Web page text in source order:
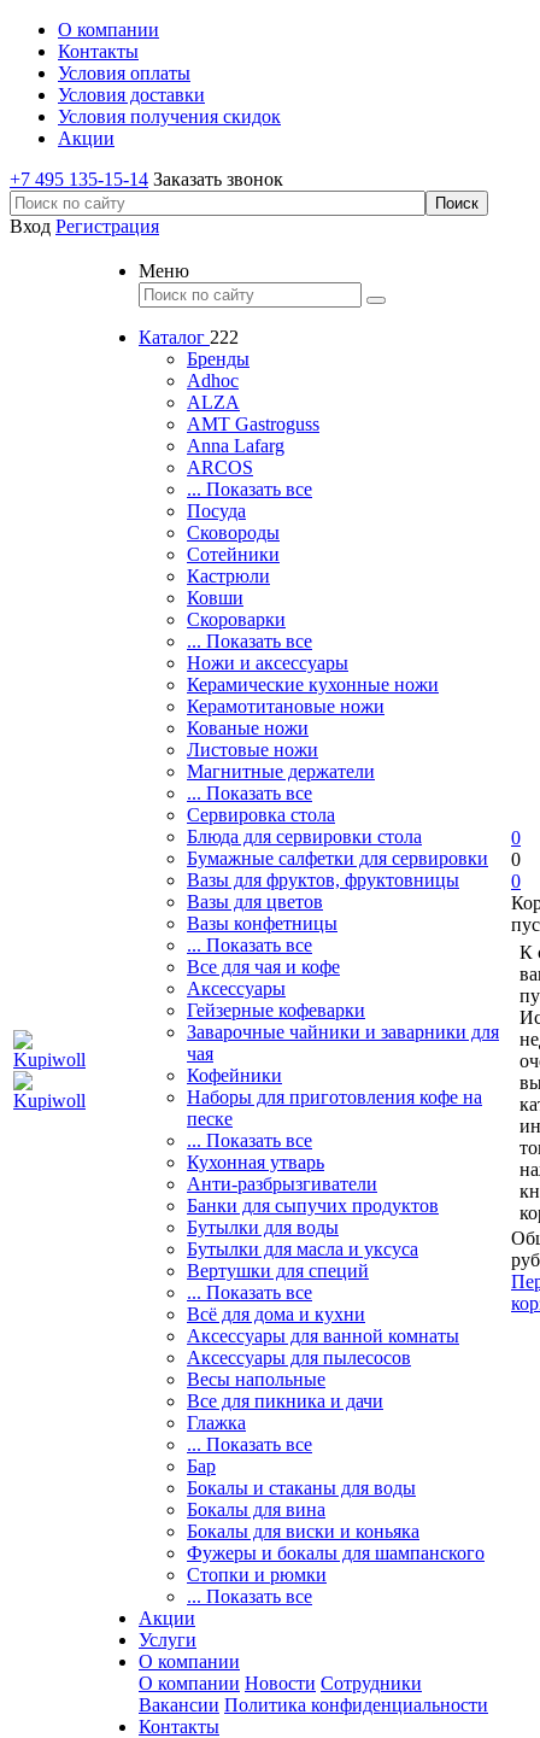
О компании
Контакты
Условия оплаты
Условия доставки
Условия получения скидок
Акции
+7 495 135-15-14 Заказать звонок
Вход Регистрация
Меню
Каталог 222
Бренды
Adhoc
ALZA
AMT Gastroguss
Anna Lafarg
ARCOS
... Показать все
Посуда
Сковороды
Сотейники
Кастрюли
Ковши
Скороварки
... Показать все
Ножи и аксессуары
Керамические кухонные ножи
Керамотитановые ножи
Кованые ножи
Листовые ножи
Магнитные держатели
... Показать все
Сервировка стола
Блюда для сервировки стола
Бумажные салфетки для сервировки
Вазы для фруктов, фруктовницы
Вазы для цветов
Вазы конфетницы
... Показать все
Все для чая и кофе
Аксессуары
Гейзерные кофеварки
Заварочные чайники и заварники для
чая
Кофейники
Наборы для приготовления кофе на
песке
... Показать все
Кухонная утварь
Анти-разбрызгиватели
Банки для сыпучих продуктов
Бутылки для воды
Бутылки для масла и уксуса
Вертушки для специй
... Показать все
Всё для дома и кухни
Аксессуары для ванной комнаты
Аксессуары для пылесосов
Весы напольные
Все для пикника и дачи
Глажка
... Показать все
Бар
Бокалы и стаканы для воды
Бокалы для вина
Бокалы для виски и коньяка
Фужеры и бокалы для шампанского
Стопки и рюмки
... Показать все
Акции
Услуги
О компании
О компании Новости Сотрудники
Вакансии Политика конфиденциальности
Контакты
0
0
0
К